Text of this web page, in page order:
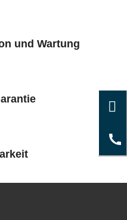
und Wartung